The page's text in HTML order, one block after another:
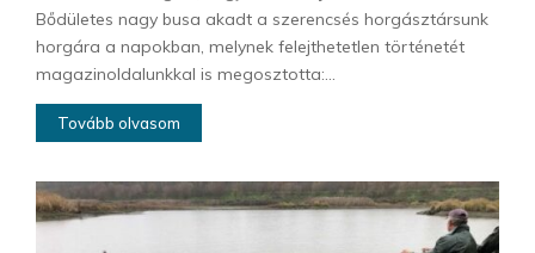
Bődületes nagy busa akadt a szerencsés horgásztársunk
horgára a napokban, melynek felejthetetlen történetét
magazinoldalunkkal is megosztotta:...
Tovább olvasom